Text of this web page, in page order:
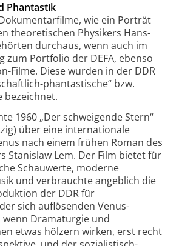
Phantastik
wie ein Porträt
theoretischen Physikers Hans-
durchaus, wenn auch im
zum Portfolio der DEFA, ebenso
Filme. Diese wurden in der DDR
phantastische“ bzw.
bezeichnet.
1960 „Der schweigende Stern“
über eine internationale
nach einem frühen Roman des
Stanislaw Lem. Der Film bietet für
Schauwerte, moderne
und verbrauchte angeblich die
der DDR für
sich auflösenden Venus-
wenn Dramaturgie und
etwas hölzern wirken, erst recht